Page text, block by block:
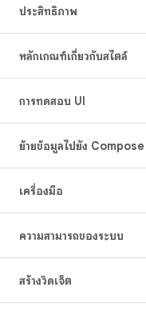
ประสิทธิภาพ
หลักเกณฑ์เกี่ยวกับสไตล์
การทดสอบ UI
ย้ายข้อมูลไปยัง Compose
เครื่องมือ
ความสามารถของระบบ
สร้างวิดเจ็ต